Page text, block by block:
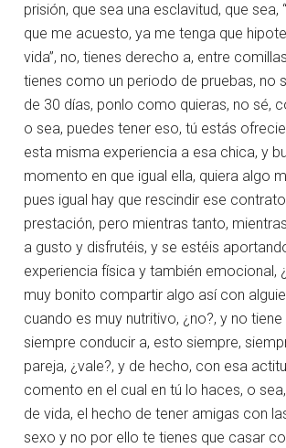
prisión, que sea una esclavitud, que sea,
que me acuesto, ya me tenga que
vida”, no, tienes derecho a, entre
tienes como un periodo de pruebas, no
de 30 días, ponlo como quieras, no sé,
o sea, puedes tener eso, tú estás
esta misma experiencia a esa chica, y
momento en que igual ella, quiera algo
pues igual hay que rescindir ese
prestación, pero mientras tanto,
a gusto y disfrutéis, y se estéis
experiencia física y también emocional,
muy bonito compartir algo así con
cuando es muy nutritivo, ¿no?, y no
siempre conducir a, esto siempre,
pareja, ¿vale?, y de hecho, con esa
comento en el cual en tú lo haces, o
de vida, el hecho de tener amigas con
sexo y no por ello te tienes que casar